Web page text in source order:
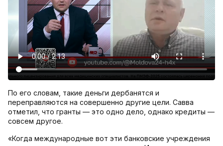
По его словам, такие деньги дербанятся и
переправляются на совершенно другие цели. Савва
отметил, что гранты — это одно дело, однако кредиты —
совсем другое.
«Когда международные вот эти банковские учреждения